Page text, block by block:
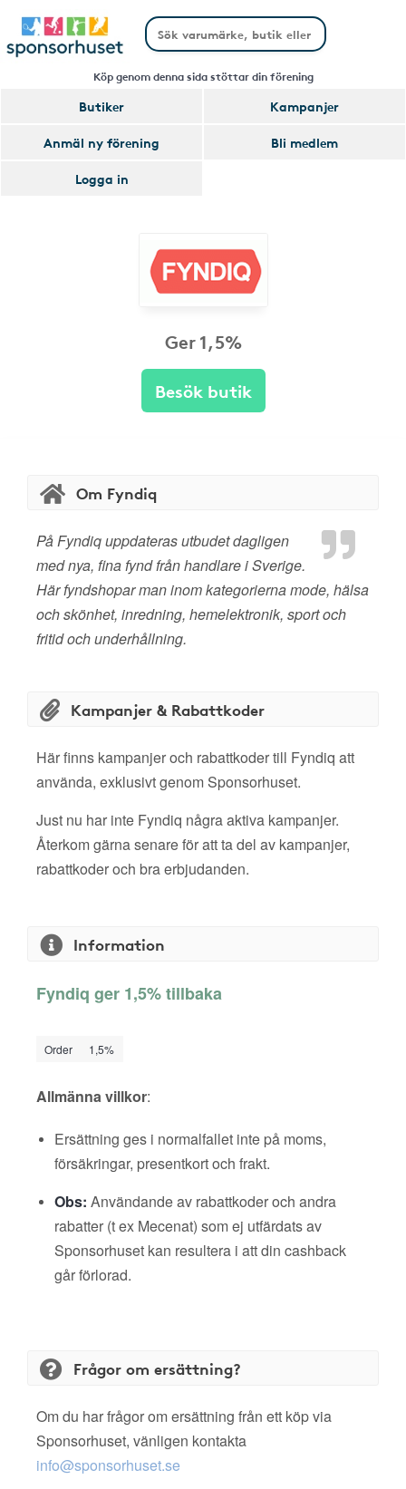
Köp genom denna sida stöttar din förening
Butiker
Kampanjer
Anmäl ny förening
Bli medlem
Logga in
Ger 1,5%
Besök butik
Om Fyndiq
På Fyndiq uppdateras utbudet dagligen
med nya, fina fynd från handlare i Sverige.
Här fyndshopar man inom kategorierna mode, hälsa
och skönhet, inredning, hemelektronik, sport och
fritid och underhållning.
Kampanjer & Rabattkoder
Här finns kampanjer och rabattkoder till Fyndiq att
använda, exklusivt genom Sponsorhuset.
Just nu har inte Fyndiq några aktiva kampanjer.
Återkom gärna senare för att ta del av kampanjer,
rabattkoder och bra erbjudanden.
Information
Fyndiq ger 1,5% tillbaka
Order 1,5%
Allmänna villkor:
Ersättning ges i normalfallet inte på moms,
försäkringar, presentkort och frakt.
Obs: Användande av rabattkoder och andra
rabatter (t ex Mecenat) som ej utfärdats av
Sponsorhuset kan resultera i att din cashback
går förlorad.
Frågor om ersättning?
Om du har frågor om ersättning från ett köp via
Sponsorhuset, vänligen kontakta
info@sponsorhuset.se